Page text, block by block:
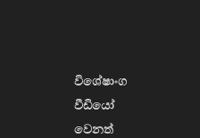
විශේෂාංග
වීඩියෝ
වෙනත්